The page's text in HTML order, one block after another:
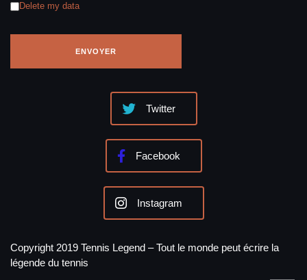
Delete my data
Twitter
Facebook
Instagram
Copyright 2019 Tennis Legend – Tout le monde peut écrire la
légende du tennis